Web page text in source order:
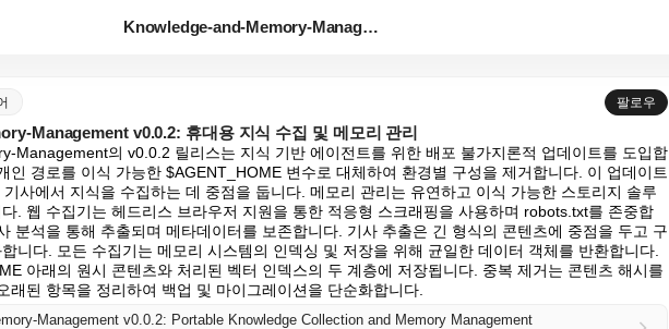
Knowledge-and-Memory-Managemen...
팔로우
Management v0.0.2: 휴대용 지식 수집 및 메모리 관리
Management의 v0.0.2 릴리스는 지식 기반 에이전트를 위한 배포 불가지론적 업데이트를 도입합
인 경로를 이식 가능한 $AGENT_HOME 변수로 대체하여 환경별 구성을 제거합니다. 이 업데이트
사에서 지식을 수집하는 데 중점을 둡니다. 메모리 관리는 유연하고 이식 가능한 스토리지 솔루
. 웹 수집기는 헤드리스 브라우저 지원을 통한 적응형 스크래핑을 사용하며 robots.txt를 존중합
분석을 통해 추출되며 메타데이터를 보존합니다. 기사 추출은 긴 형식의 콘텐츠에 중점을 두고 구
니다. 모든 수집기는 메모리 시스템의 인덱싱 및 저장을 위해 균일한 데이터 객체를 반환합니다.
아래의 원시 콘텐츠와 처리된 벡터 인덱스의 두 계층에 저장됩니다. 중복 제거는 콘텐츠 해시를
래된 항목을 정리하여 백업 및 마이그레이션을 단순화합니다.
Management v0.0.2: Portable Knowledge Collection and Memory Management